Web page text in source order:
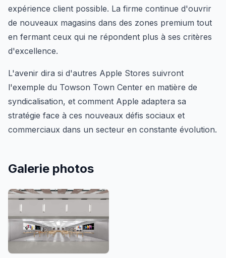
expérience client possible. La firme continue d'ouvrir
de nouveaux magasins dans des zones premium tout
en fermant ceux qui ne répondent plus à ses critères
d'excellence.
L'avenir dira si d'autres Apple Stores suivront
l'exemple du Towson Town Center en matière de
syndicalisation, et comment Apple adaptera sa
stratégie face à ces nouveaux défis sociaux et
commerciaux dans un secteur en constante évolution.
Galerie photos